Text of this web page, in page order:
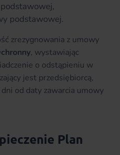
podstawowej.
zrezygnowania z umowy
, wystawiając
o odstąpieniu w
jest przedsiębiorcą,
od daty zawarcia umowy
Plan